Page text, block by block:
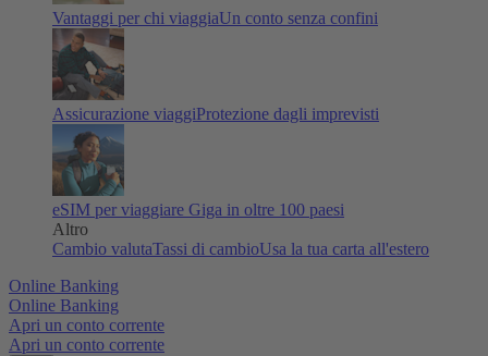
Vantaggi per chi viaggiaUn conto senza confini
Assicurazione viaggiProtezione dagli imprevisti
eSIM per viaggiare Giga in oltre 100 paesi
Altro
Cambio valutaTassi di cambioUsa la tua carta all'estero
Online Banking
Online Banking
Apri un conto corrente
Apri un conto corrente